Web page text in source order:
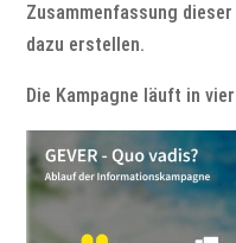
Zusammenfassung
dazu erstellen.
Die Kampagne läuft in